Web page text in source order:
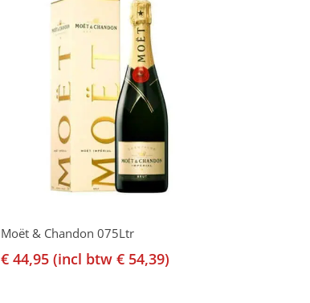
hoog
Toevoegen Aan Winkelwagen
Moët & Chandon 075Ltr
€ 44,95 (incl btw € 54,39)